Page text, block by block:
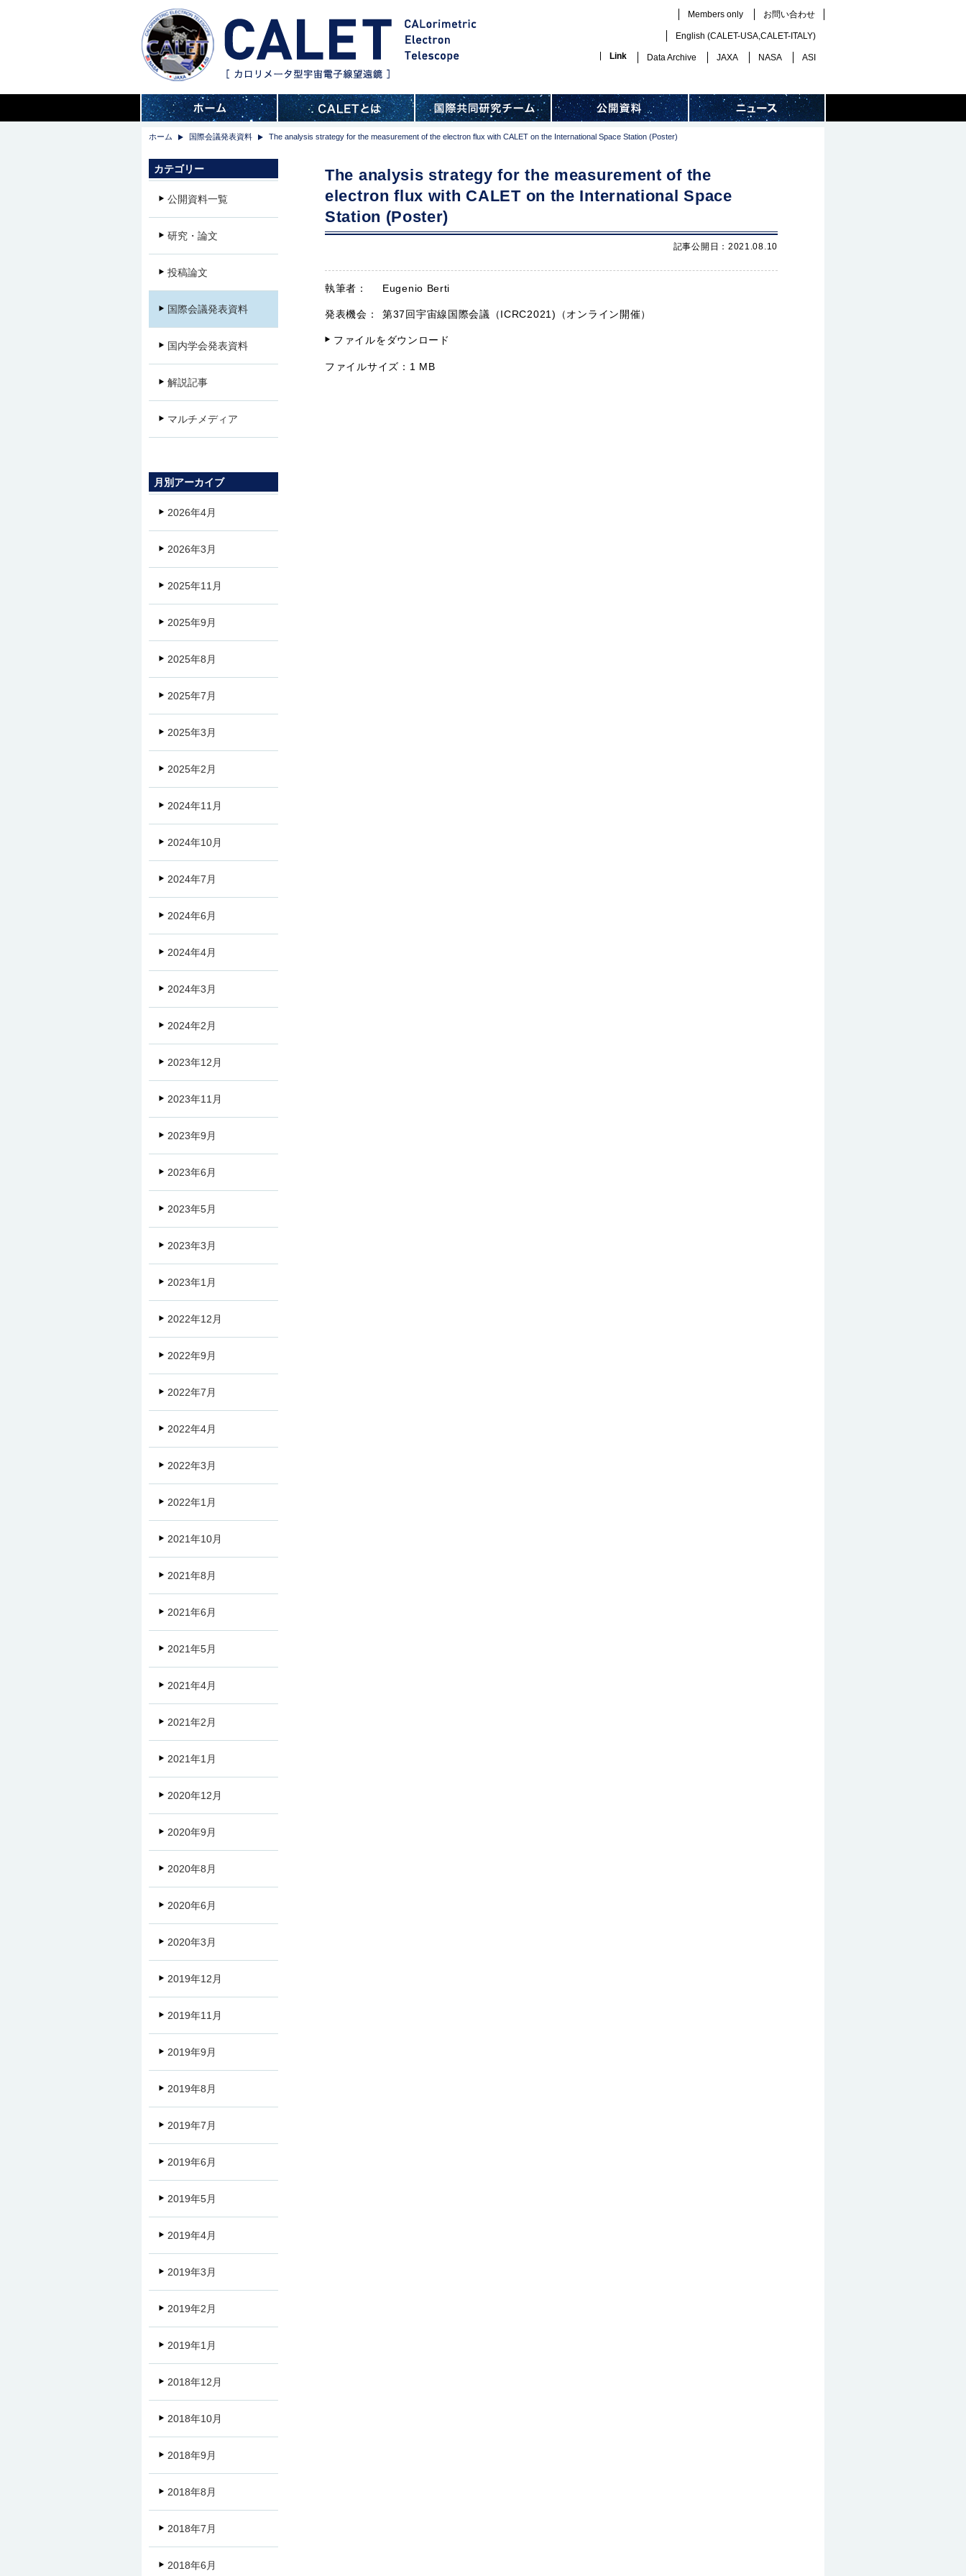
Members only お問い合わせ
English (CALET-USA,CALET-ITALY)
Link
Data Archive JAXA NASA ASI
ホーム 国際会議発表資料 The analysis strategy for the measurement of the electron flux with CALET on the International Space Station (Poster)
The analysis strategy for the measurement of the
electron flux with CALET on the International Space
Station (Poster)
記事公開日：2021.08.10
執筆者： Eugenio Berti
発表機会： 第37回宇宙線国際会議（ICRC2021)（オンライン開催）
ファイルをダウンロード
ファイルサイズ： 1 MB
カテゴリー
公開資料一覧
研究・論文
投稿論文
国際会議発表資料
国内学会発表資料
解説記事
マルチメディア
月別アーカイブ
2026年4月
2026年3月
2025年11月
2025年9月
2025年8月
2025年7月
2025年3月
2025年2月
2024年11月
2024年10月
2024年7月
2024年6月
2024年4月
2024年3月
2024年2月
2023年12月
2023年11月
2023年9月
2023年6月
2023年5月
2023年3月
2023年1月
2022年12月
2022年9月
2022年7月
2022年4月
2022年3月
2022年1月
2021年10月
2021年8月
2021年6月
2021年5月
2021年4月
2021年2月
2021年1月
2020年12月
2020年9月
2020年8月
2020年6月
2020年3月
2019年12月
2019年11月
2019年9月
2019年8月
2019年7月
2019年6月
2019年5月
2019年4月
2019年3月
2019年2月
2019年1月
2018年12月
2018年10月
2018年9月
2018年8月
2018年7月
2018年6月